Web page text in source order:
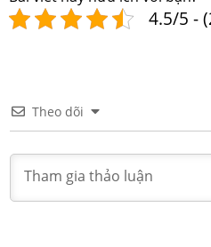
4.5/5 -
Theo dõi